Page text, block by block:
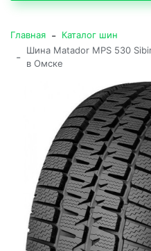
Главная - Каталог шин
-
Шина Matador MPS 530
в Омске